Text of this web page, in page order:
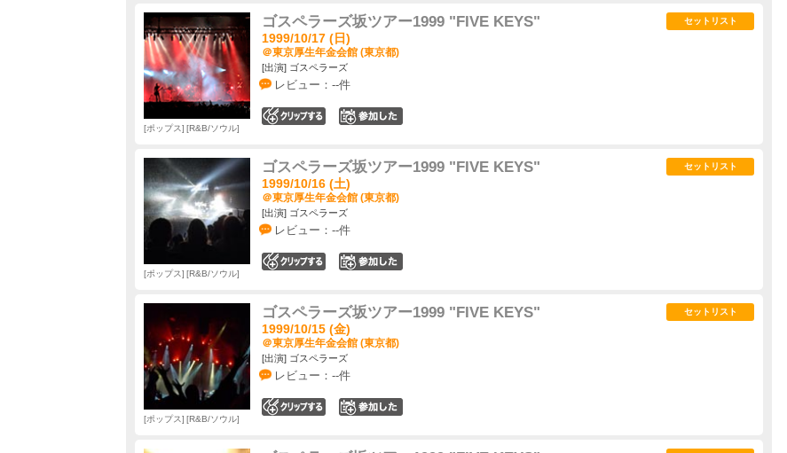
ゴスペラーズ坂ツアー1999 "FIVE KEYS"
1999/10/17 (日)
＠東京厚生年金会館 (東京都)
[出演] ゴスペラーズ
レビュー：--件
セットリスト
ポップス R&B/ソウル
ゴスペラーズ坂ツアー1999 "FIVE KEYS"
1999/10/16 (土)
＠東京厚生年金会館 (東京都)
[出演] ゴスペラーズ
レビュー：--件
セットリスト
ポップス R&B/ソウル
ゴスペラーズ坂ツアー1999 "FIVE KEYS"
1999/10/15 (金)
＠東京厚生年金会館 (東京都)
[出演] ゴスペラーズ
レビュー：--件
セットリスト
ポップス R&B/ソウル